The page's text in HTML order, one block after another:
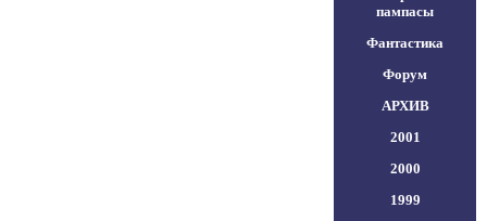
пампасы
Фантастика
Форум
АРХИВ
2001
2000
1999